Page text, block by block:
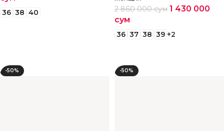
36 38 40 2 860 000сум 1 430 000
сум
36 37 38 39 +2
-50% -50%